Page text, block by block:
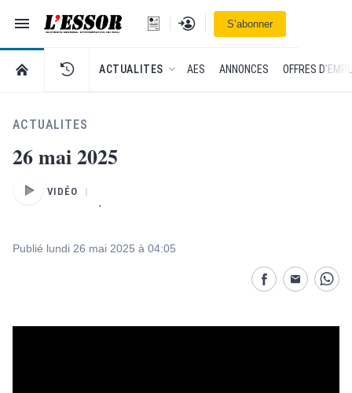
Navigation
L'Essor - retour à la une
Se connecterS’abonner
RETOUR À LA PAGE D’ACCUEIL DE L'ESSOR
ACTUALITES AES ANNONCES OFFRES
ACTUALITES
26 mai 2025
VIDÉO
.
Publié lundi 26 mai 2025 à 04:05
Partage désactivé
Partage